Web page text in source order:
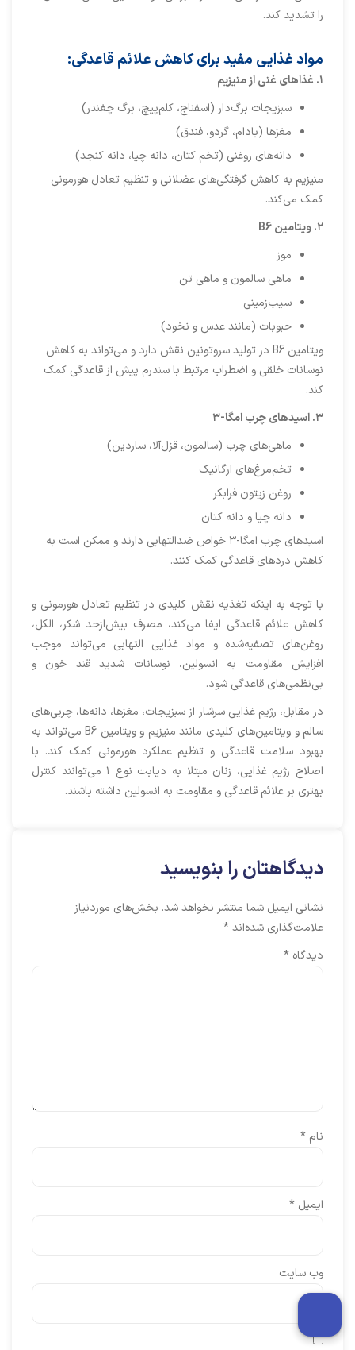
را تشدید کند.
مواد غذایی مفید برای کاهش علائم قاعدگی:
۱. غذاهای غنی از منیزیم
سبزیجات برگ‌دار (اسفناج، کلم‌پیچ، برگ چغندر)
مغزها (بادام، گردو، فندق)
دانه‌های روغنی (تخم کتان، دانه چیا، دانه کنجد)
منیزیم به کاهش گرفتگی‌های عضلانی و تنظیم تعادل هورمونی
کمک می‌کند.
۲.ویتامین
موز
ماهی سالمون و ماهی تن
سیب‌زمینی
حبوبات (مانند عدس و نخود)
ویتامین B6 در تولید سروتونین نقش دارد و می‌تواند به کاهش
نوسانات خلقی و اضطراب مرتبط با سندرم پیش از قاعدگی کمک
کند.
۳.اسیدهای چرب امگا-۳
ماهی‌های چرب (سالمون، قزل‌آلا، ساردین)
تخم‌مرغ‌های ارگانیک
روغن زیتون فرابکر
دانه چیا و دانه کتان
اسیدهای چرب امگا-۳ خواص ضدالتهابی دارند و ممکن است به
کاهش دردهای قاعدگی کمک کنند.
با توجه به اینکه تغذیه نقش کلیدی در تنظیم تعادل هورمونی و
کاهش علائم قاعدگی ایفا می‌کند، مصرف بیش‌ازحد شکر، الکل،
روغن‌های تصفیه‌شده و مواد غذایی التهابی می‌تواند موجب
افزایش مقاومت به انسولین، نوسانات شدید قند خون و
بی‌نظمی‌های قاعدگی شود.
در مقابل، رژیم غذایی سرشار از سبزیجات، مغزها، دانه‌ها، چربی‌های
سالم و ویتامین‌های کلیدی مانند منیزیم و ویتامین B6 می‌تواند به
بهبود سلامت قاعدگی و تنظیم عملکرد هورمونی کمک کند. با
اصلاح رژیم غذایی، زنان مبتلا به دیابت نوع ۱ می‌توانند کنترل
بهتری بر علائم قاعدگی و مقاومت به انسولین داشته باشند.
دیدگاهتان را بنویسید
نشانی ایمیل شما منتشر نخواهد شد. بخش‌های موردنیاز
علامت‌گذاری شده‌اند*
دیدگاه *
نام *
ایمیل *
وب‌ سایت